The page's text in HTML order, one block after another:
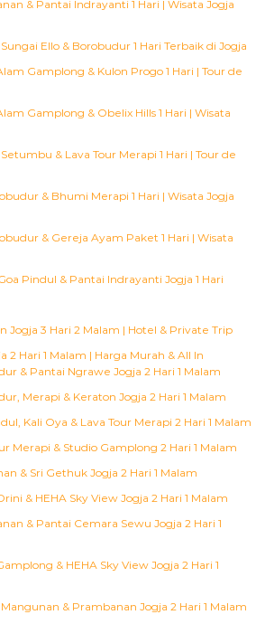
& Pantai Indrayanti 1 Hari | Wisata Jogja
Ello & Borobudur 1 Hari Terbaik di Jogja
Gamplong & Kulon Progo 1 Hari | Tour de
Gamplong & Obelix Hills 1 Hari | Wisata
& Lava Tour Merapi 1 Hari | Tour de
& Bhumi Merapi 1 Hari | Wisata Jogja
& Gereja Ayam Paket 1 Hari | Wisata
Pindul & Pantai Indrayanti Jogja 1 Hari
Jogja 3 Hari 2 Malam | Hotel & Private Trip
2 Hari 1 Malam | Harga Murah & All In
& Pantai Ngrawe Jogja 2 Hari 1 Malam
Merapi & Keraton Jogja 2 Hari 1 Malam
Kali Oya & Lava Tour Merapi 2 Hari 1 Malam
Merapi & Studio Gamplong 2 Hari 1 Malam
& Sri Gethuk Jogja 2 Hari 1 Malam
& HEHA Sky View Jogja 2 Hari 1 Malam
& Pantai Cemara Sewu Jogja 2 Hari 1
& HEHA Sky View Jogja 2 Hari 1
& Prambanan Jogja 2 Hari 1 Malam